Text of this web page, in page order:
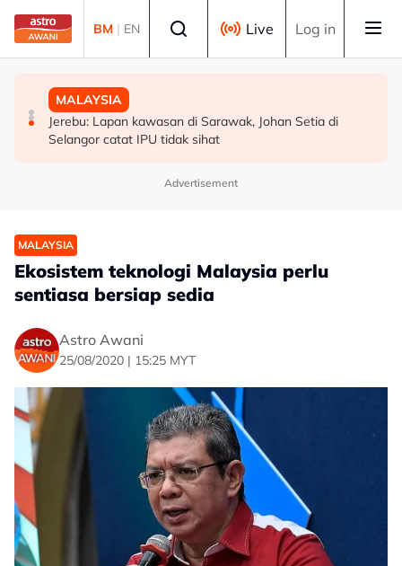
Skip to main content
BM | EN Live Log in
MALAYSIA
Akar reput, rongga pada pangkal punca pokok tumbang
- MBPP
POLITIK
WARISAN teliti rundingan kerusi bersama STAR, KDM
hadapi PRU16 - Shafie
MALAYSIA
Jerebu: Lapan kawasan di Sarawak, Johan Setia di
Selangor catat IPU tidak sihat
Advertisement
MALAYSIA
Ekosistem teknologi Malaysia perlu
sentiasa bersiap sedia
Astro Awani
25/08/2020 | 15:25 MYT